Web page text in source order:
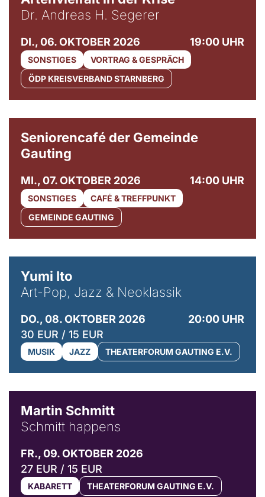
Dr. Andreas H. Segerer
DI., 06. OKTOBER 2026 19:00 UHR
SONSTIGES
VORTRAG & GESPRÄCH
ÖDP KREISVERBAND STARNBERG
Seniorencafé der Gemeinde
Gauting
MI., 07. OKTOBER 2026 14:00 UHR
SONSTIGES
CAFÉ & TREFFPUNKT
GEMEINDE GAUTING
Yumi Ito
Art-Pop, Jazz & Neoklassik
DO., 08. OKTOBER 2026
20:00 UHR
30 EUR / 15 EUR
MUSIK JAZZ THEATERFORUM GAUTING E.V.
Martin Schmitt
Schmitt happens
FR., 09. OKTOBER 2026
27 EUR / 15 EUR
KABARETT THEATERFORUM GAUTING E.V.